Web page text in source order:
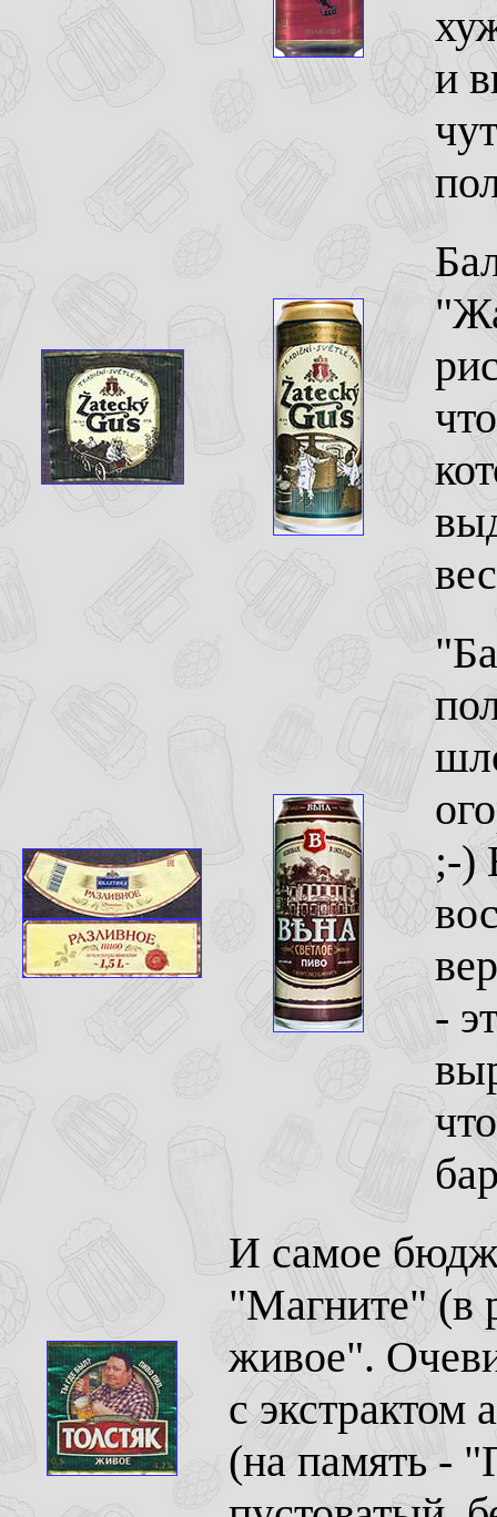
и
;-)
-
И самое
"Магните" (в
живое".
с экстрактом
(на память -